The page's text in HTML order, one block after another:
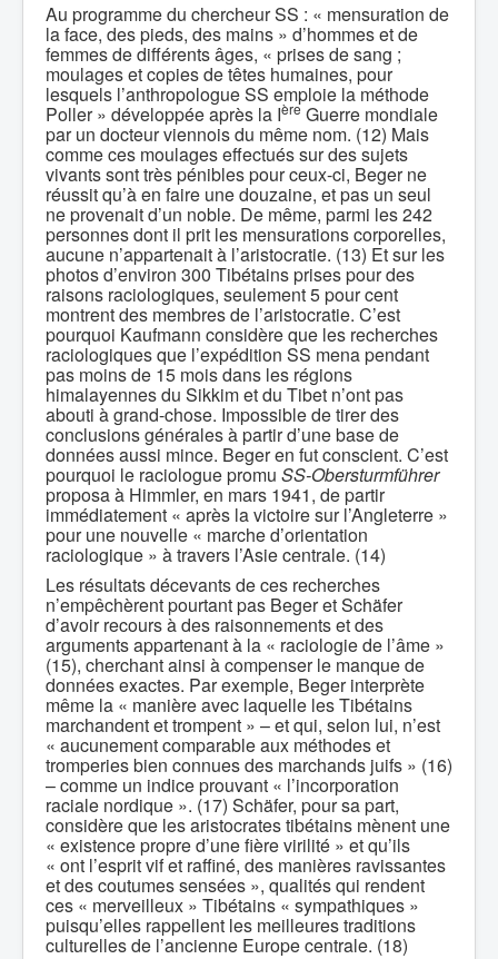
Au programme du chercheur SS : « mensuration de
la face, des pieds, des mains » d’hommes et de
femmes de différents âges, « prises de sang ;
moulages et copies de têtes humaines, pour
lesquels l’anthropologue SS emploie la méthode
Poller » développée après la Ière Guerre mondiale
par un docteur viennois du même nom. (12) Mais
comme ces moulages effectués sur des sujets
vivants sont très pénibles pour ceux-ci, Beger ne
réussit qu’à en faire une douzaine, et pas un seul
ne provenait d’un noble. De même, parmi les 242
personnes dont il prit les mensurations corporelles,
aucune n’appartenait à l’aristocratie. (13) Et sur les
photos d’environ 300 Tibétains prises pour des
raisons raciologiques, seulement 5 pour cent
montrent des membres de l’aristocratie. C’est
pourquoi Kaufmann considère que les recherches
raciologiques que l’expédition SS mena pendant
pas moins de 15 mois dans les régions
himalayennes du Sikkim et du Tibet n’ont pas
abouti à grand-chose. Impossible de tirer des
conclusions générales à partir d’une base de
données aussi mince. Beger en fut conscient. C’est
pourquoi le raciologue promu SS-Obersturmführer
proposa à Himmler, en mars 1941, de partir
immédiatement « après la victoire sur l’Angleterre »
pour une nouvelle « marche d’orientation
raciologique » à travers l’Asie centrale. (14)
Les résultats décevants de ces recherches
n’empêchèrent pourtant pas Beger et Schäfer
d’avoir recours à des raisonnements et des
arguments appartenant à la « raciologie de l’âme »
(15), cherchant ainsi à compenser le manque de
données exactes. Par exemple, Beger interprète
même la « manière avec laquelle les Tibétains
marchandent et trompent » – et qui, selon lui, n’est
« aucunement comparable aux méthodes et
tromperies bien connues des marchands juifs » (16)
– comme un indice prouvant « l’incorporation
raciale nordique ». (17) Schäfer, pour sa part,
considère que les aristocrates tibétains mènent une
« existence propre d’une fière virilité » et qu’ils
« ont l’esprit vif et raffiné, des manières ravissantes
et des coutumes sensées », qualités qui rendent
ces « merveilleux » Tibétains « sympathiques »
puisqu’elles rappellent les meilleures traditions
culturelles de l’ancienne Europe centrale. (18)